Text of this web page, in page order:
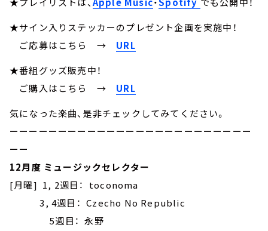
★サイン入りステッカーのプレゼント企画を実施中！
ご応募はこちら →
URL
★番組グッズ販売中！
ご購入はこちら → URL
気になった楽曲、是非チェックしてみてください。
ーーーーーーーーーーーーーーーーーーーーーーーーー
ーー
12月度 ミュージックセレクター
[月曜] 1, 2週目： toconoma
3, 4週目： Czecho No Republic
5週目： 永野